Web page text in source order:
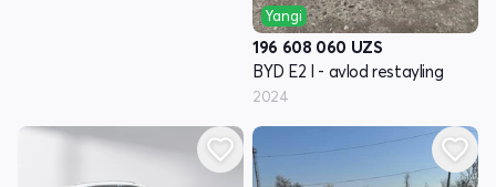
Yangi
196 608 060 UZS
BYD E2 I - avlod restayling
2024